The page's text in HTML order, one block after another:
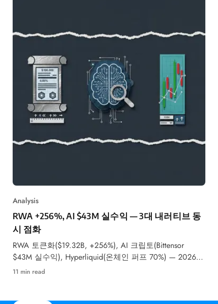
Analysis
RWA +256%, AI $43M 실수익 — 3대 내러티브 동
시 점화
RWA 토큰화($19.32B, +256%), AI 크립토(Bittensor
$43M 실수익), Hyperliquid(온체인 퍼프 70%) — 2026년
3대 메가 내러티브가 동시에 본격화되며 기관 자본이 대
11 min read